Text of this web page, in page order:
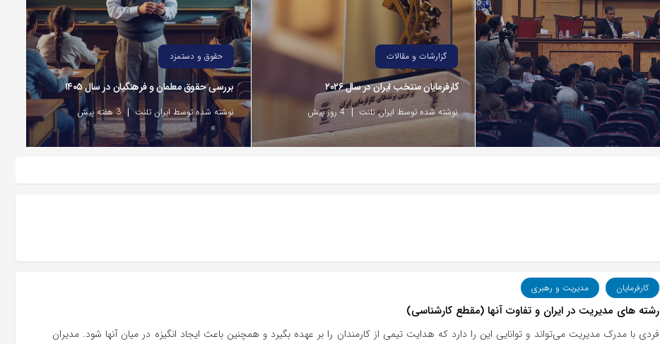
گزارشات و مقالات
کارفرمایان منتخب ایران در سال ۲۰۲۶
نوشته شده توسط ایران تلنت 4 روز پیش
حقوق و دستمزد
بررسی حقوق معلمان و فرهنگیان در سال ۱۴۰۵
نوشته شده توسط ایران تلنت 3 هفته پیش
کارفرمایان مدیریت و رهبری
رشته های مدیریت در ایران و تفاوت آنها (مقطع کارشناسی)
فردی با مدرک مدیریت می‌تواند و توانایی این را دارد که هدایت تیمی از کارمندان را بر عهده بگیرد و همچنین باعث ایجاد انگیزه در میان آنها شود. مدیران